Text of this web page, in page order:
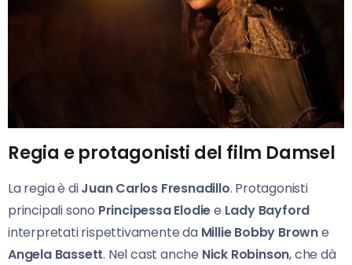
Regia e protagonisti del film Damsel
La regia è diJuan Carlos Fresnadillo. Protagonisti
principali sono Principessa Elodiee Lady Bayford
interpretati rispettivamente da Millie Bobby Browne
Angela Bassett. Nel cast anche Nick Robinson, che dà